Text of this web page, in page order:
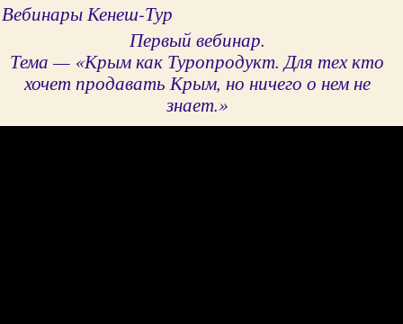
Вебинары Кенеш-Тур
Первый вебинар.
Тема — «Крым как Туропродукт. Для тех кто
хочет продавать Крым, но ничего о нем не
знает.»